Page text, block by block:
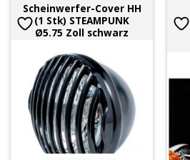
Scheinwerfer-Cover HH
(1 Stk) STEAMPUNK
Ø5.75 Zoll schwarz